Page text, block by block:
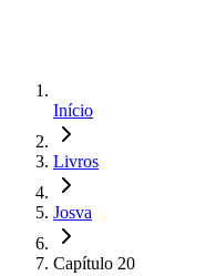
Início
Livros
Josva
Capítulo 20